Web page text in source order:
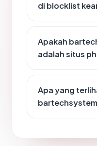
di blocklist
Apakah
adalah situs
Apa yang